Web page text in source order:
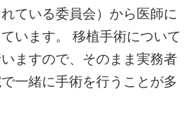
ている委員会）から医師に
います。 移植手術について
ますので、そのまま実務者
一緒に手術を行うことが多